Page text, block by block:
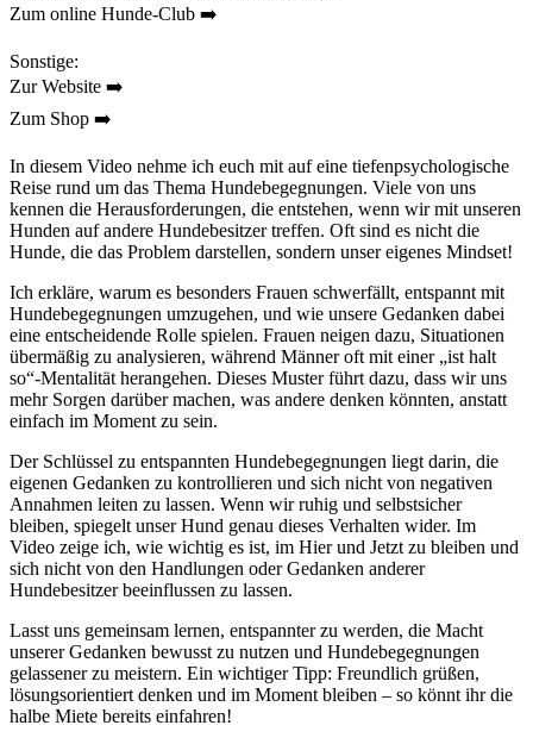
Zum online Hunde-Club ➡️
Sonstige:
Zur Website ➡️
Zum Shop ➡️
In diesem Video nehme ich euch mit auf eine tiefenpsychologische
Reise rund um das Thema Hundebegegnungen. Viele von uns
kennen die Herausforderungen, die entstehen, wenn wir mit unseren
Hunden auf andere Hundebesitzer treffen. Oft sind es nicht die
Hunde, die das Problem darstellen, sondern unser eigenes Mindset!
Ich erkläre, warum es besonders Frauen schwerfällt, entspannt mit
Hundebegegnungen umzugehen, und wie unsere Gedanken dabei
eine entscheidende Rolle spielen. Frauen neigen dazu, Situationen
übermäßig zu analysieren, während Männer oft mit einer „ist halt
so“-Mentalität herangehen. Dieses Muster führt dazu, dass wir uns
mehr Sorgen darüber machen, was andere denken könnten, anstatt
einfach im Moment zu sein.
Der Schlüssel zu entspannten Hundebegegnungen liegt darin, die
eigenen Gedanken zu kontrollieren und sich nicht von negativen
Annahmen leiten zu lassen. Wenn wir ruhig und selbstsicher
bleiben, spiegelt unser Hund genau dieses Verhalten wider. Im
Video zeige ich, wie wichtig es ist, im Hier und Jetzt zu bleiben und
sich nicht von den Handlungen oder Gedanken anderer
Hundebesitzer beeinflussen zu lassen.
Lasst uns gemeinsam lernen, entspannter zu werden, die Macht
unserer Gedanken bewusst zu nutzen und Hundebegegnungen
gelassener zu meistern. Ein wichtiger Tipp: Freundlich grüßen,
lösungsorientiert denken und im Moment bleiben – so könnt ihr die
halbe Miete bereits einfahren!